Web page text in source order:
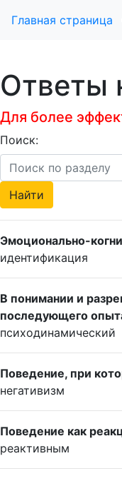
Главная страница
Ответы
Для более
Поиск:
Эмоционально-
идентификация
В понимании и
последующего
психодинамический
Поведение, при
негативизм
Поведение как
реактивным